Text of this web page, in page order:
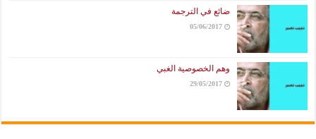
ضائع في الترجمة
05/06/2017
وهم الخصوصية الغبي
29/05/2017